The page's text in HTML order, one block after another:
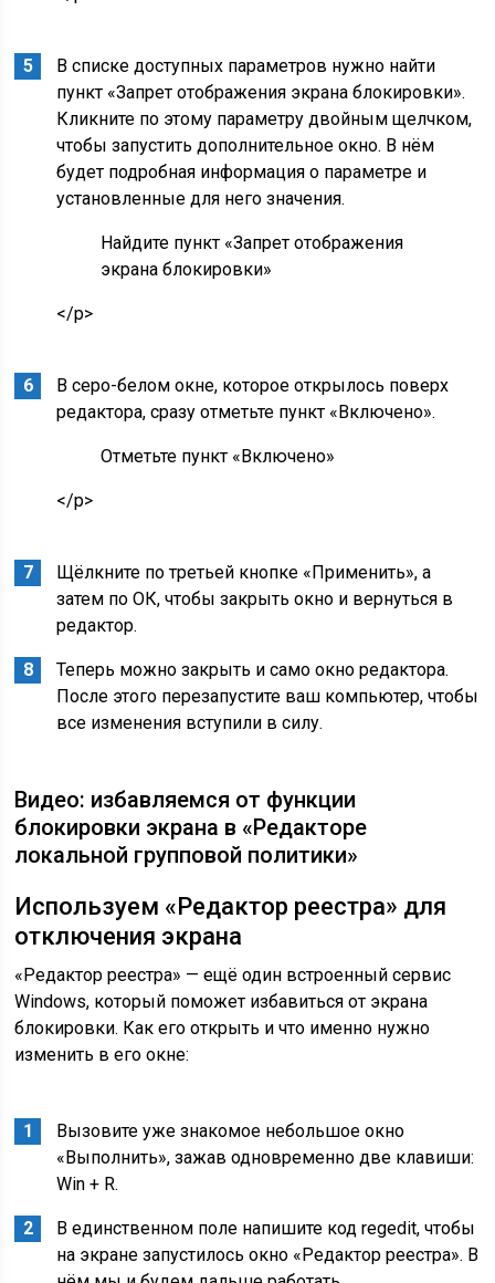
В списке доступных параметров нужно найти
пункт «Запрет отображения экрана блокировки».
Кликните по этому параметру двойным щелчком,
чтобы запустить дополнительное окно. В нём
будет подробная информация о параметре и
установленные для него значения.
Найдите пункт «Запрет отображения
экрана блокировки»
</p>
В серо-белом окне, которое открылось поверх
редактора, сразу отметьте пункт «Включено».
Отметьте пункт «Включено»
</p>
Щёлкните по третьей кнопке «Применить», а
затем по ОК, чтобы закрыть окно и вернуться в
редактор.
Теперь можно закрыть и само окно редактора.
После этого перезапустите ваш компьютер, чтобы
все изменения вступили в силу.
Видео: избавляемся от функции
блокировки экрана в «Редакторе
локальной групповой политики»
Используем «Редактор реестра» для
отключения экрана
«Редактор реестра» — ещё один встроенный сервис
Windows, который поможет избавиться от экрана
блокировки. Как его открыть и что именно нужно
изменить в его окне:
Вызовите уже знакомое небольшое окно
«Выполнить», зажав одновременно две клавиши:
Win + R.
В единственном поле напишите код regedit, чтобы
на экране запустилось окно «Редактор реестра». В